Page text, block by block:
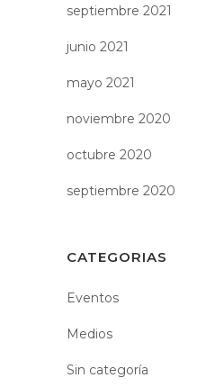
septiembre 2021
junio 2021
mayo 2021
noviembre 2020
octubre 2020
septiembre 2020
CATEGORIAS
Eventos
Medios
Sin categoría